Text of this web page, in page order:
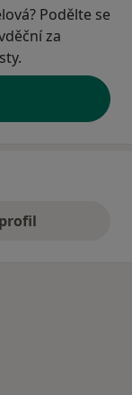
Podělte se
za